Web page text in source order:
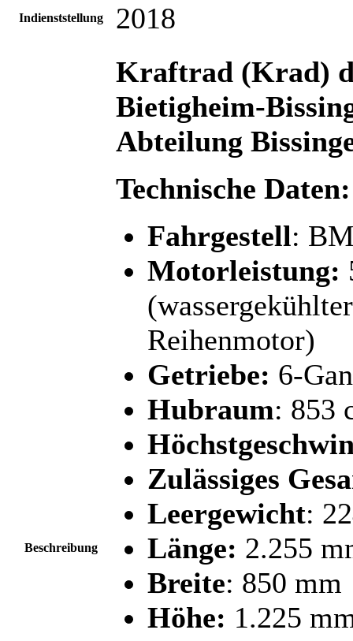
Indienststellung 2018
Beschreibung
Kraftrad (Krad)
Bietigheim-
Abteilung
Technische Daten:
Fahrgestell:
Motorleistung:
Reihenmotor)
Getriebe: 6-
Hubraum: 853
Zulässiges
Leergewicht:
Länge: 2.255
Breite: 850 mm
Höhe: 1.225